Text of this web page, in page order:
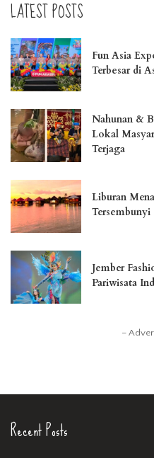
LATEST POSTS
Fun Asia
Terbesar di
Nahunan &
Lokal
Terjaga
Liburan
Tersembunyi
Jember
Pariwisata
–
Recent Posts